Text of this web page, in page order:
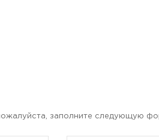
заполните следующую